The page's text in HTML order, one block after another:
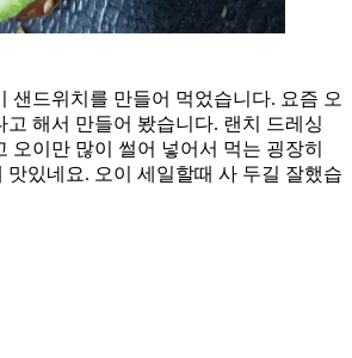
샌드위치를 만들어 먹었습니다. 요즘 오
고 해서 만들어 봤습니다. 랜치 드레싱
오이만 많이 썰어 넣어서 먹는 굉장히
맛있네요. 오이 세일할때 사 두길 잘했습